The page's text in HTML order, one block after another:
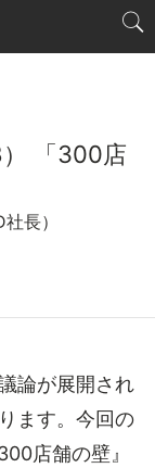
） 「300店
長）
論が展開され
ます。今回の
店舗の壁』